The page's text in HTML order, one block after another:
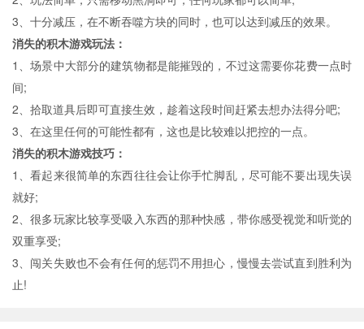
3、十分减压，在不断吞噬方块的同时，也可以达到减压的效果。
消失的积木游戏玩法：
1、场景中大部分的建筑物都是能摧毁的，不过这需要你花费一点时
间;
2、拾取道具后即可直接生效，趁着这段时间赶紧去想办法得分吧;
3、在这里任何的可能性都有，这也是比较难以把控的一点。
消失的积木游戏技巧：
1、看起来很简单的东西往往会让你手忙脚乱，尽可能不要出现失误
就好;
2、很多玩家比较享受吸入东西的那种快感，带你感受视觉和听觉的
双重享受;
3、闯关失败也不会有任何的惩罚不用担心，慢慢去尝试直到胜利为
止!